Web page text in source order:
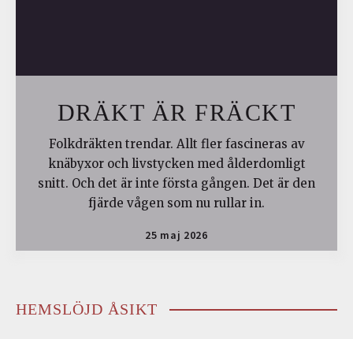
DRÄKT ÄR FRÄCKT
Folkdräkten trendar. Allt fler fascineras av
knäbyxor och livstycken med ålderdomligt
snitt. Och det är inte första gången. Det är den
fjärde vågen som nu rullar in.
25 maj 2026
HEMSLÖJD ÅSIKT